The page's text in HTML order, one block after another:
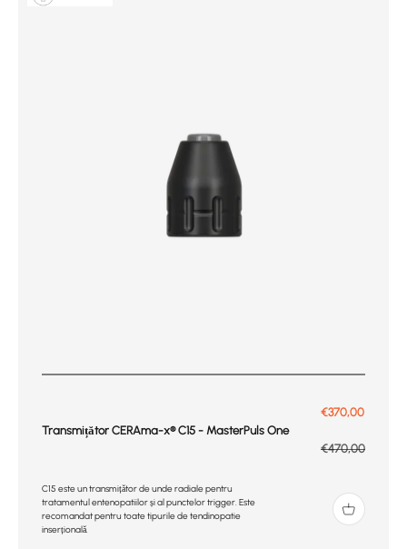
Transmițător CERAma-x® C15 - MasterPuls One
Prix de vente
€370,00
Prix normal
€470,00
C15 este un transmițător de unde radiale pentru
tratamentul entenopatiilor și al punctelor trigger. Este
recomandat pentru toate tipurile de tendinopatie
inserțională.